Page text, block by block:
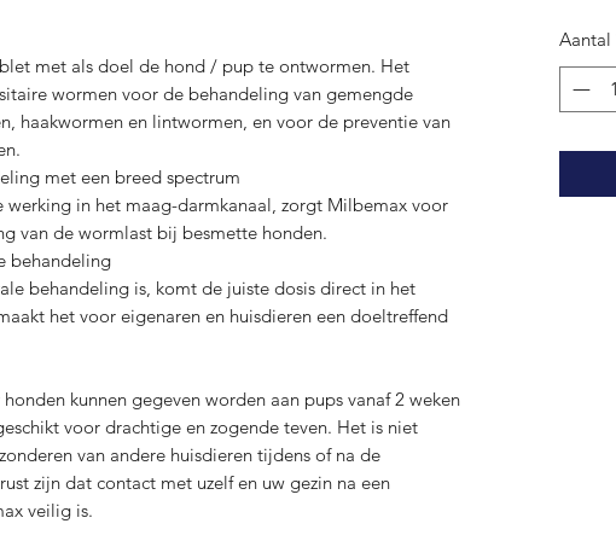
met als doel de hond / pup te ontwormen. Het
wormen voor de behandeling van gemengde
haakwormen en lintwormen, en voor de preventie van
met een breed spectrum
werking in het maag-darmkanaal, zorgt Milbemax voor
van de wormlast bij besmette honden.
behandeling
behandeling is, komt de juiste dosis direct in het
het voor eigenaren en huisdieren een doeltreffend
kunnen gegeven worden aan pups vanaf 2 weken
voor drachtige en zogende teven. Het is niet
van andere huisdieren tijdens of na de
zijn dat contact met uzelf en uw gezin na een
veilig is.
Aantal